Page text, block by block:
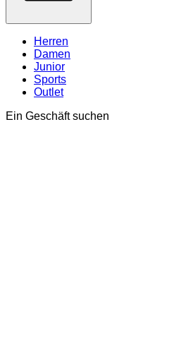
Herren
Damen
Junior
Sports
Outlet
Ein Geschäft suchen